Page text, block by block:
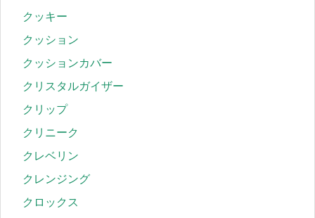
クッキー
クッション
クッションカバー
クリスタルガイザー
クリップ
クリニーク
クレベリン
クレンジング
クロックス